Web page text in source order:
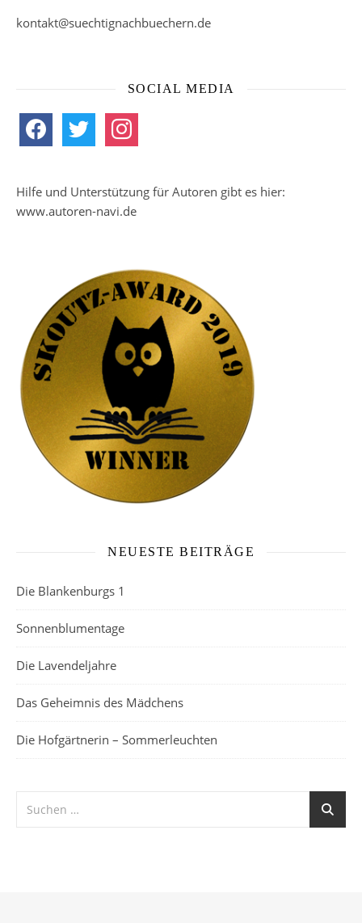
kontakt@suechtignachbuechern.de
SOCIAL MEDIA
facebook twitter instagram
Hilfe und Unterstützung für Autoren gibt es hier:
www.autoren-navi.de
NEUESTE BEITRÄGE
Die Blankenburgs 1
Sonnenblumentage
Die Lavendeljahre
Das Geheimnis des Mädchens
Die Hofgärtnerin – Sommerleuchten